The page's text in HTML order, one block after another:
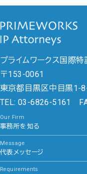
プライムワークス国際
〒153-0061
東京都目黒区中目黒1-
TEL: 03-6826-5161
Our Firm
事務所を知る
Message
代表メッセージ
Requirements